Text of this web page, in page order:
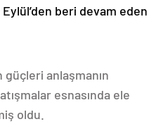
Eylül’den beri devam eden
anlaşmanın
esnasında ele
oldu.